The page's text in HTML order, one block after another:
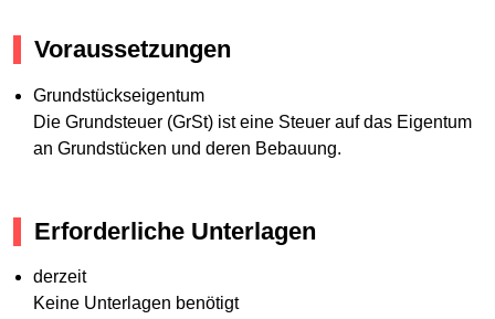
Voraussetzungen
Grundstückseigentum
Die Grundsteuer (GrSt) ist eine Steuer auf das Eigentum
an Grundstücken und deren Bebauung.
Erforderliche Unterlagen
derzeit
Keine Unterlagen benötigt